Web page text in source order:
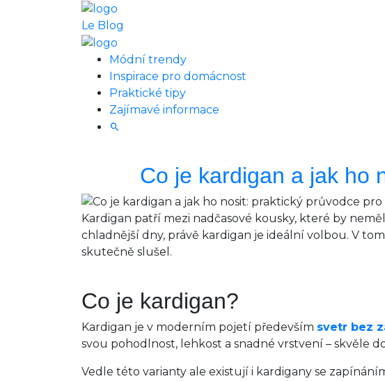
Le Blog
Módní trendy
Inspirace pro domácnost
Praktické tipy
Zajímavé informace
Co je kardigan a jak ho
Kardigan patří mezi nadčasové kousky, které by
chladnější dny, právě kardigan je ideální volbou. V
skutečně slušel.
Co je kardigan?
Kardigan je v moderním pojetí především svetr bez
svou pohodlnost, lehkost a snadné vrstvení – skvěle
Vedle této varianty ale existují i kardigany se